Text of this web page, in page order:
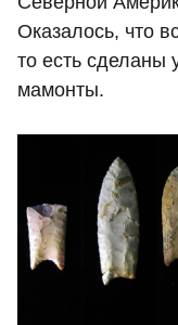
Оказалось, что
то есть сделаны
мамонты.